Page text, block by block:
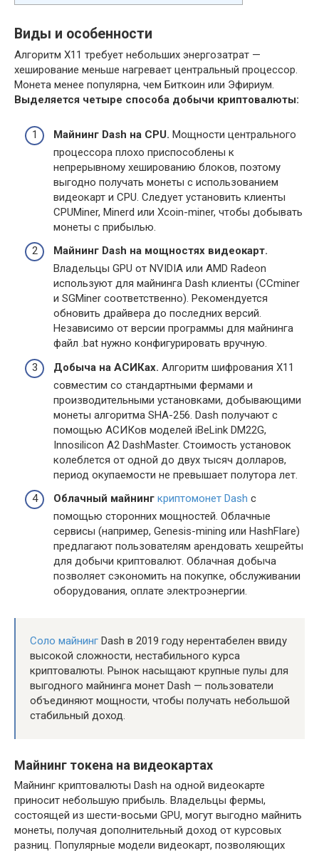
Виды и особенности
Алгоритм X11 требует небольших энергозатрат —
хеширование меньше нагревает центральный процессор.
Монета менее популярна, чем Биткоин или Эфириум.
Выделяется четыре способа добычи криптовалюты:
Майнинг Dash на CPU. Мощности центрального
процессора плохо приспособлены к
непрерывному хешированию блоков, поэтому
выгодно получать монеты с использованием
видеокарт и CPU. Следует установить клиенты
CPUMiner, Minerd или Xcoin-miner, чтобы добывать
монеты с прибылью.
Майнинг Dash на мощностях видеокарт.
Владельцы GPU от NVIDIA или AMD Radeon
используют для майнинга Dash клиенты (CCminer
и SGMiner соответственно). Рекомендуется
обновить драйвера до последних версий.
Независимо от версии программы для майнинга
файл .bat нужно конфигурировать вручную.
Добыча на АСИКах. Алгоритм шифрования X11
совместим со стандартными фермами и
производительными установками, добывающими
монеты алгоритма SHA-256. Dash получают с
помощью АСИКов моделей iBeLink DM22G,
Innosilicon A2 DashMaster. Стоимость установок
колеблется от одной до двух тысяч долларов,
период окупаемости не превышает полутора лет.
Облачный майнинг криптомонет Dash с
помощью сторонних мощностей. Облачные
сервисы (например, Genesis-mining или HashFlare)
предлагают пользователям арендовать хешрейты
для добычи криптовалют. Облачная добыча
позволяет сэкономить на покупке, обслуживании
оборудования, оплате электроэнергии.
Соло майнинг Dash в 2019 году нерентабелен ввиду
высокой сложности, нестабильного курса
криптовалюты. Рынок насыщают крупные пулы для
выгодного майнинга монет Dash — пользователи
объединяют мощности, чтобы получать небольшой
стабильный доход.
Майнинг токена на видеокартах
Майнинг криптовалюты Dash на одной видеокарте
приносит небольшую прибыль. Владельцы фермы,
состоящей из шести-восьми GPU, могут выгодно майнить
монеты, получая дополнительный доход от курсовых
разниц. Популярные модели видеокарт, позволяющих